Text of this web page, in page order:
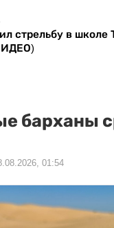
стрельбу в школе
барханы
01:54